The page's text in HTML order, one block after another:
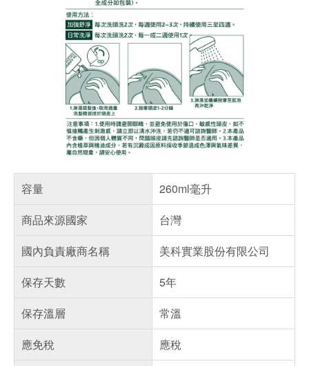
容量
260ml毫升
商品來源國家
台灣
國內負責廠商名稱
美科實業股份有限公司
保存天數
5年
保存溫層
常溫
應免稅
應稅